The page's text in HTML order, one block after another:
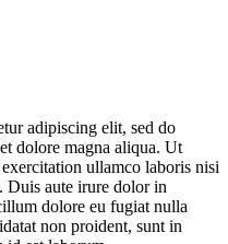
adipiscing elit, sed do
dolore magna aliqua. Ut
ullamco laboris nisi
Duis aute irure dolor in
dolore eu fugiat nulla
non proident, sunt in